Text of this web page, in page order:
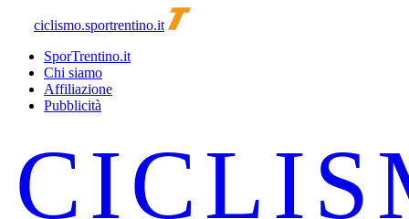
ciclismo.sportrentino.it
SporTrentino.it
Chi siamo
Affiliazione
Pubblicità